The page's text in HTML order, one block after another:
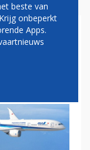
beste van
onbeperkt
Apps.